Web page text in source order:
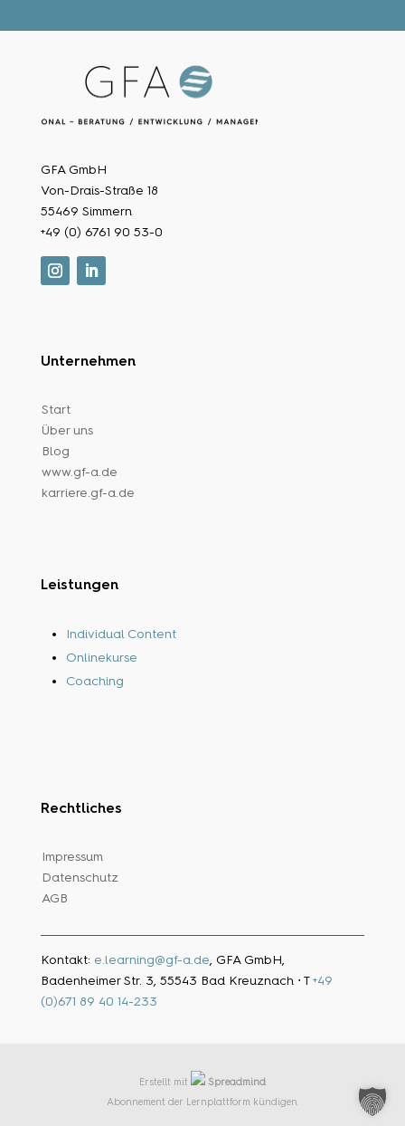
GFA GmbH
Von-Drais-Straße 18
55469 Simmern
+49 (0) 6761 90 53-0
Unternehmen
Start
Über uns
Blog
www.gf-a.de
karriere.gf-a.de
Leistungen
Individual Content
Onlinekurse
Coaching
Rechtliches
Impressum
Datenschutz
AGB
Kontakt: e.learning@gf-a.de, GFA GmbH,
Badenheimer Str. 3, 55543 Bad Kreuznach ⋅ T+49
(0)671 89 40 14-233
Erstellt mit
Spreadmind
Abonnement der Lernplattform kündigen